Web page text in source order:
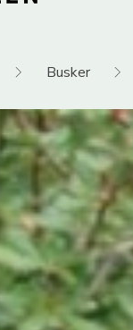
Busker